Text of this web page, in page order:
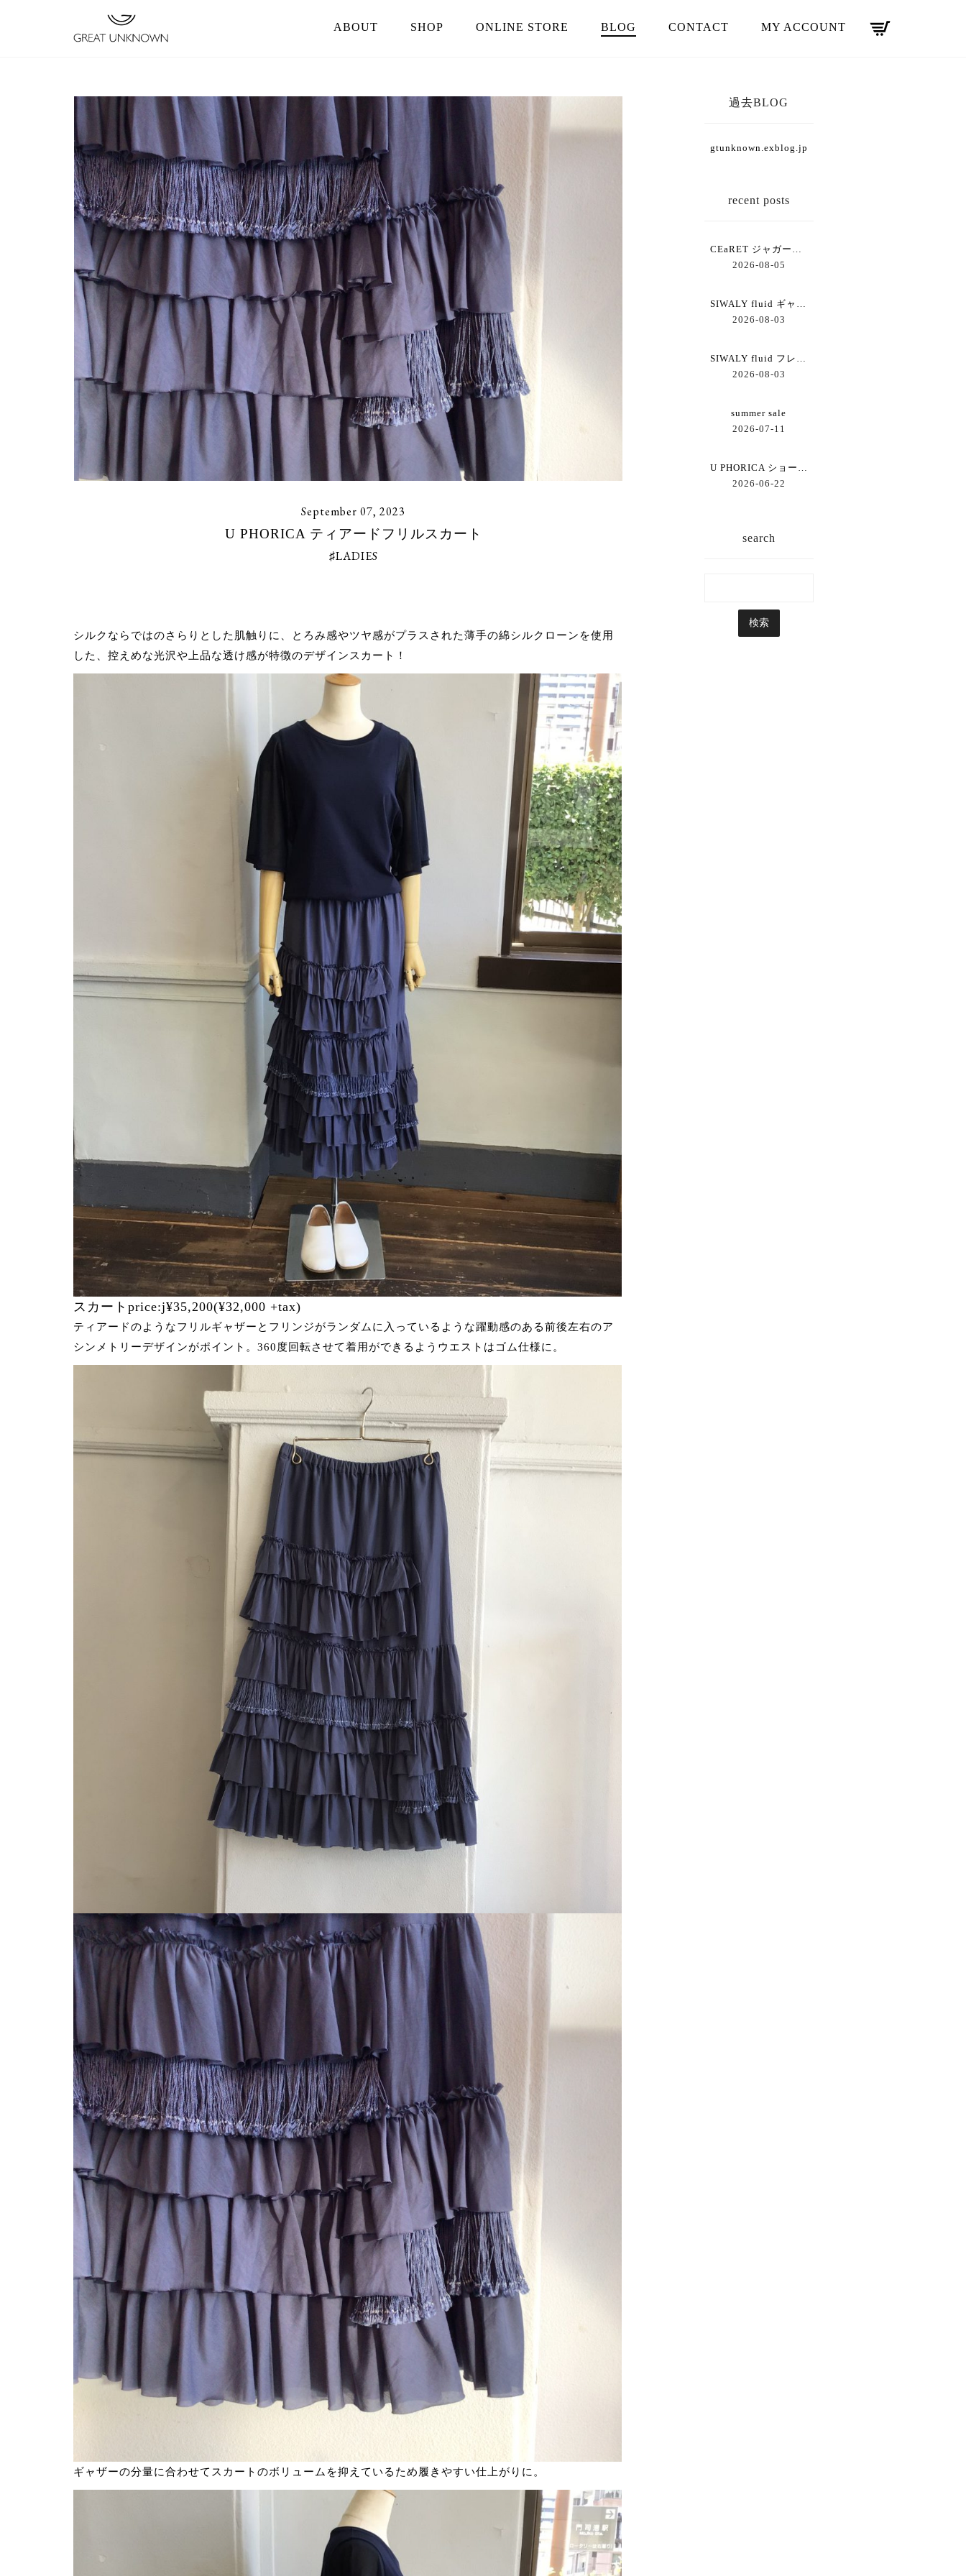
ABOUT SHOP ONLINE STORE BLOG CONTACT MY ACCOUNT
September 07, 2023
U PHORICA ティアードフリルスカート
♯LADIES
シルクならではのさらりとした肌触りに、とろみ感やツヤ感がプラスされた薄手の綿シルクローンを使用
した、控えめな光沢や上品な透け感が特徴のデザインスカート！
スカートprice:j¥35,200(¥32,000 +tax)
ティアードのようなフリルギャザーとフリンジがランダムに入っているような躍動感のある前後左右のア
シンメトリーデザインがポイント。360度回転させて着用ができるようウエストはゴム仕様に。
ギャザーの分量に合わせてスカートのボリュームを抑えているため履きやすい仕上がりに。
過去BLOG
gtunknown.exblog.jp
recent posts
CEaRET ジャガードコクーンスカート
2026-08-05
SIWALY fluid ギャザーワイドパンツ
2026-08-03
SIWALY fluid フレアーブラウス
2026-08-03
summer sale
2026-07-11
U PHORICA ショートジレ
2026-06-22
search